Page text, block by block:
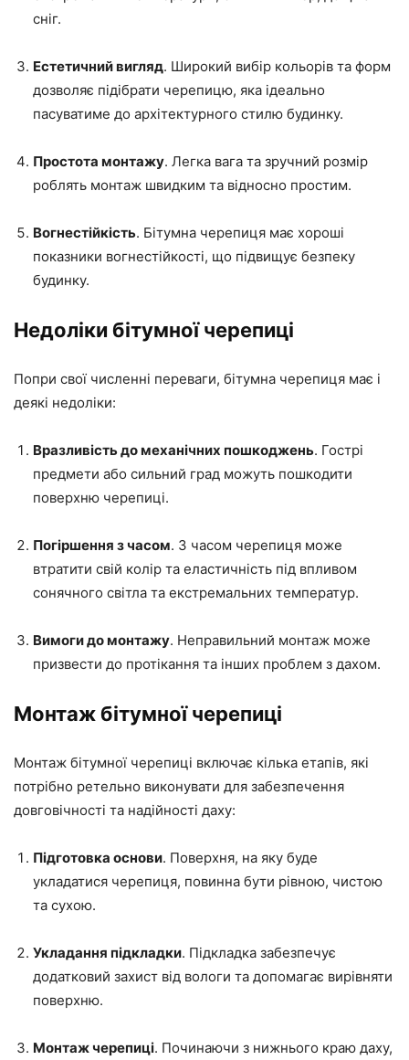
сніг.
Естетичний вигляд. Широкий вибір кольорів та форм
дозволяє підібрати черепицю, яка ідеально
пасуватиме до архітектурного стилю будинку.
Простота монтажу. Легка вага та зручний розмір
роблять монтаж швидким та відносно простим.
Вогнестійкість. Бітумна черепиця має хороші
показники вогнестійкості, що підвищує безпеку
будинку.
Недоліки бітумної черепиці
Попри свої численні переваги, бітумна черепиця має і
деякі недоліки:
Вразливість до механічних пошкоджень. Гострі
предмети або сильний град можуть пошкодити
поверхню черепиці.
Погіршення з часом. З часом черепиця може
втратити свій колір та еластичність під впливом
сонячного світла та екстремальних температур.
Вимоги до монтажу. Неправильний монтаж може
призвести до протікання та інших проблем з дахом.
Монтаж бітумної черепиці
Монтаж бітумної черепиці включає кілька етапів, які
потрібно ретельно виконувати для забезпечення
довговічності та надійності даху:
Підготовка основи. Поверхня, на яку буде
укладатися черепиця, повинна бути рівною, чистою
та сухою.
Укладання підкладки. Підкладка забезпечує
додатковий захист від вологи та допомагає вирівняти
поверхню.
Монтаж черепиці. Починаючи з нижнього краю даху,